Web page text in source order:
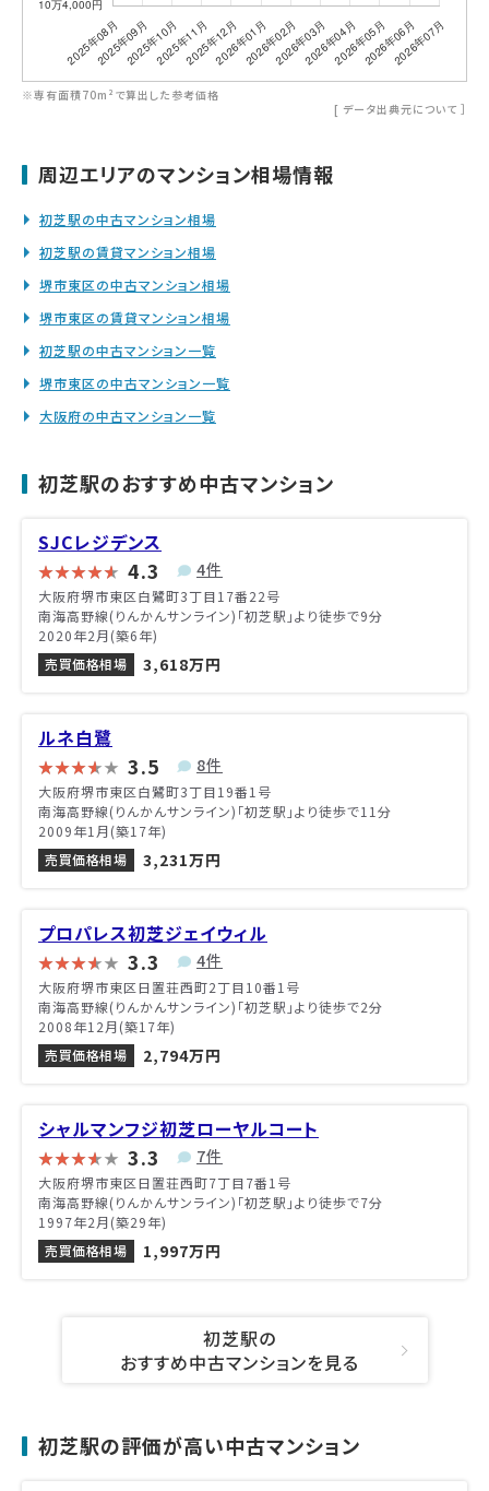
※専有面積70m²で算出した参考価格
[ データ出典元について ］
周辺エリアのマンション相場情報
初芝駅の中古マンション相場
初芝駅の賃貸マンション相場
堺市東区の中古マンション相場
堺市東区の賃貸マンション相場
初芝駅の中古マンション一覧
堺市東区の中古マンション一覧
大阪府の中古マンション一覧
初芝駅のおすすめ中古マンション
SJCレジデンス
4.3 4件
大阪府堺市東区白鷺町3丁目17番22号
南海高野線(りんかんサンライン)「初芝駅」より徒歩で9分
2020年2月(築6年)
売買価格相場
3,618万円
ルネ白鷺
3.5 8件
大阪府堺市東区白鷺町3丁目19番1号
南海高野線(りんかんサンライン)「初芝駅」より徒歩で11分
2009年1月(築17年)
売買価格相場
3,231万円
プロパレス初芝ジェイウィル
3.3 4件
大阪府堺市東区日置荘西町2丁目10番1号
南海高野線(りんかんサンライン)「初芝駅」より徒歩で2分
2008年12月(築17年)
売買価格相場
2,794万円
シャルマンフジ初芝ローヤルコート
3.3 7件
大阪府堺市東区日置荘西町7丁目7番1号
南海高野線(りんかんサンライン)「初芝駅」より徒歩で7分
1997年2月(築29年)
売買価格相場
1,997万円
初芝駅の
おすすめ中古マンションを見る
初芝駅の評価が高い中古マンション